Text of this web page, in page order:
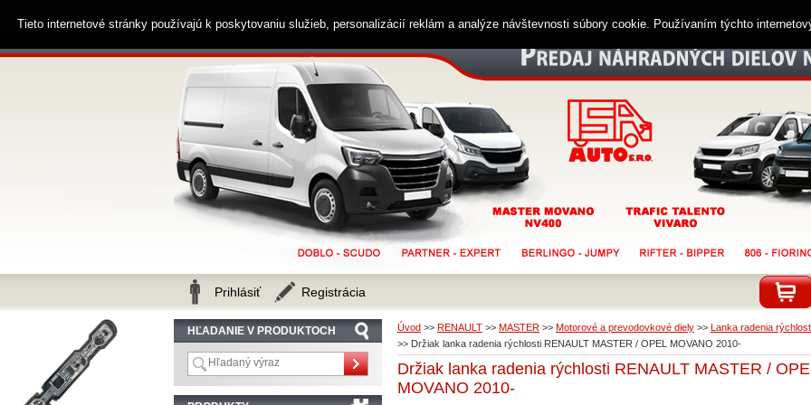
Úvod >> RENAULT >> MASTER >> Motorové a prevodovkové diely >> Lanka radenia
>> Držiak lanka radenia rýchlosti RENAULT MASTER / OPEL MOVANO 2010-
Držiak lanka radenia rýchlosti RENAULT MASTER /
MOVANO 2010-
HĽADANIE V PRODUKTOCH
Zákaznícka linka 0914 238 482
Prihlásiť Registrácia
Tieto internetové stránky používajú k poskytovaniu služieb, personalizácií reklám a analýze návštevnosti súbory cookie. Používaním týchto